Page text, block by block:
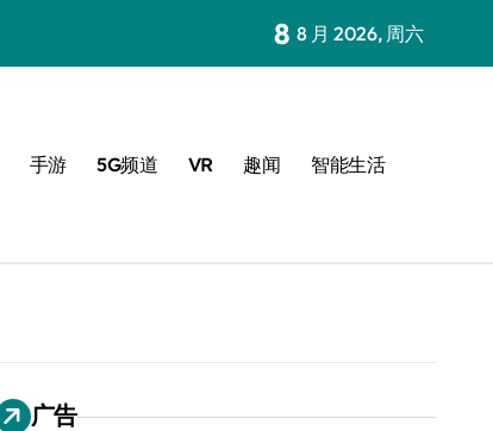
8 8 月 2026, 周六
手游 5G频道 VR 趣闻 智能生活
广告